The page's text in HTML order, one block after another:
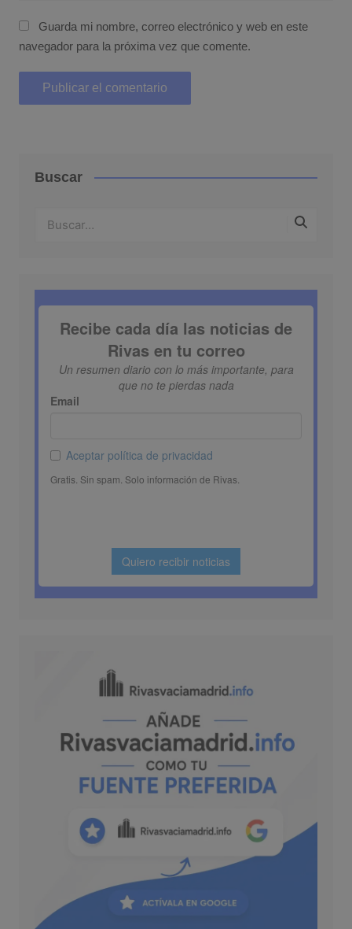
Guarda mi nombre, correo electrónico y web en este
navegador para la próxima vez que comente.
Buscar